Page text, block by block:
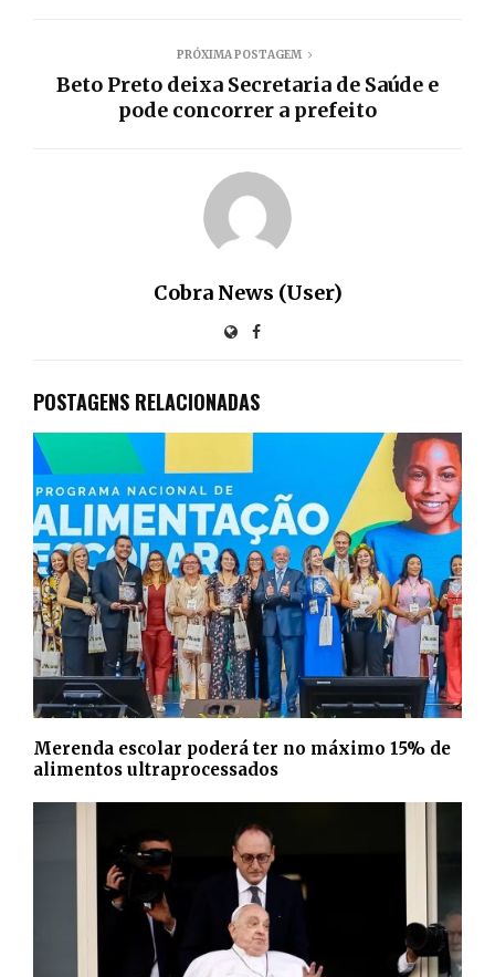
PRÓXIMA POSTAGEM
Beto Preto deixa Secretaria de Saúde e
pode concorrer a prefeito
Cobra News (User)
POSTAGENS RELACIONADAS
Merenda escolar poderá ter no máximo 15% de
alimentos ultraprocessados